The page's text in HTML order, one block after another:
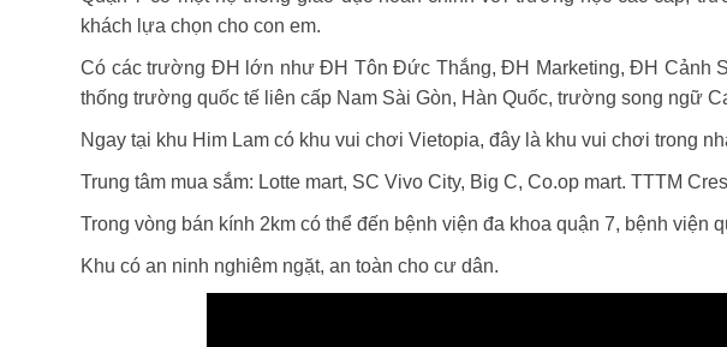
khách lựa chọn cho con em.
Có các trường ĐH lớn như ĐH Tôn Đức Thắng, ĐH Marketing, ĐH Cảnh
thống trường quốc tế liên cấp Nam Sài Gòn, Hàn Quốc, trường song ngữ
Ngay tại khu Him Lam có khu vui chơi Vietopia, đây là khu vui chơi trong
Trung tâm mua sắm: Lotte mart, SC Vivo City, Big C, Co.op mart. TTTM
Trong vòng bán kính 2km có thể đến bệnh viện đa khoa quận 7, bệnh viện
Khu có an ninh nghiêm ngặt, an toàn cho cư dân.